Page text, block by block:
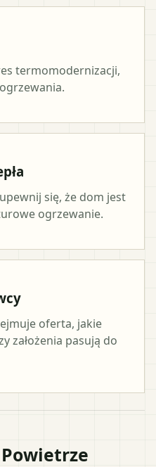
termomodernizacji,
się, że dom jest
ogrzewanie.
oferta, jakie
założenia pasują do